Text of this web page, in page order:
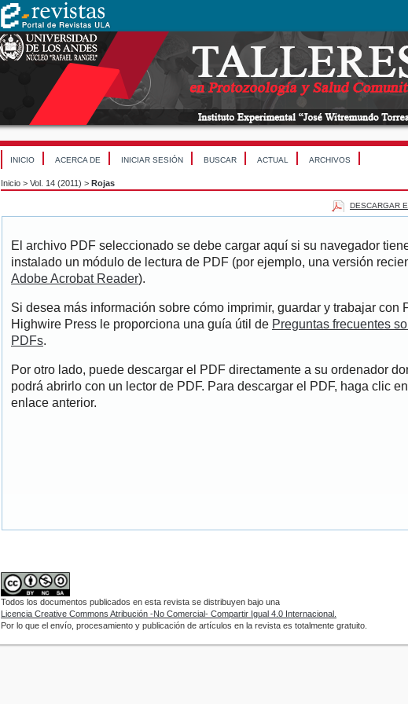
INICIO ACERCA DE INICIAR SESIÓN BUSCAR ACTUAL ARCHIVOS
Inicio > Vol. 14 (2011) > Rojas
DESCARGAR
El archivo PDF seleccionado se debe cargar aquí si su navegador
instalado un módulo de lectura de PDF (por ejemplo, una versión
Adobe Acrobat Reader).
Si desea más información sobre cómo imprimir, guardar y trabajar con
Highwire Press le proporciona una guía útil de Preguntas frecuentes
PDFs.
Por otro lado, puede descargar el PDF directamente a su ordenador
podrá abrirlo con un lector de PDF. Para descargar el PDF, haga clic en
enlace anterior.
Todos los documentos publicados en esta revista se distribuyen bajo una
Licencia Creative Commons Atribución -No Comercial- Compartir Igual 4.0 Internacional.
Por lo que el envío, procesamiento y publicación de artículos en la revista es totalmente gratuito.